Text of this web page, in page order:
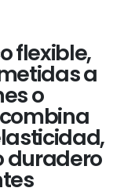
flexible,
a
o
duradero